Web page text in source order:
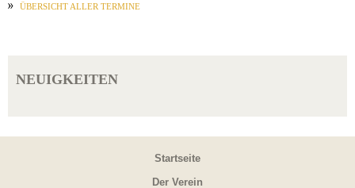
ÜBERSICHT ALLER TERMINE
NEUIGKEITEN
Startseite
Der Verein